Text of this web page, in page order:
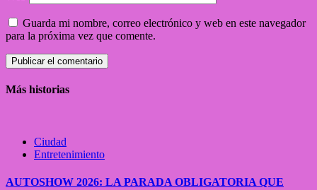
Guarda mi nombre, correo electrónico y web en este navegador
para la próxima vez que comente.
Más historias
Ciudad
Entretenimiento
AUTOSHOW 2026: LA PARADA OBLIGATORIA QUE